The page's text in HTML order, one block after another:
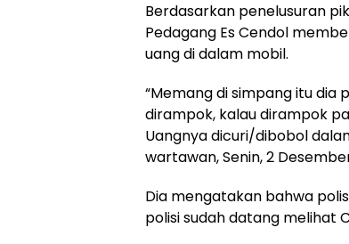
Berdasarkan penelusuran
Pedagang Es Cendol
uang di dalam mobil.
“Memang di simpang itu dia
dirampok, kalau dirampok
Uangnya dicuri/dibobol
wartawan, Senin, 2
Dia mengatakan bahwa
polisi sudah datang melihat